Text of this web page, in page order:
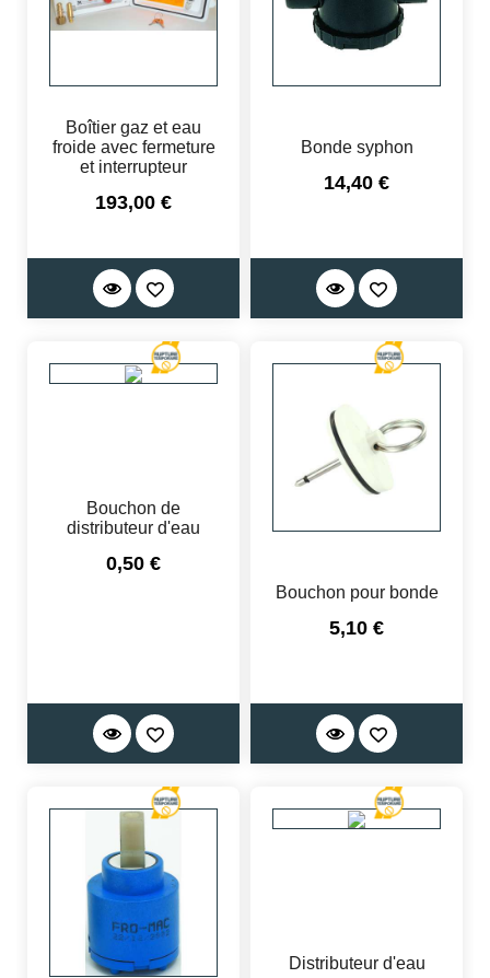
Boîtier gaz et eau
froide avec fermeture
et interrupteur
Prix
193,00 €
Bonde syphon
Prix
14,40 €
Bouchon de
distributeur d'eau
Prix
0,50 €
Bouchon pour bonde
Prix
5,10 €
Distributeur d'eau